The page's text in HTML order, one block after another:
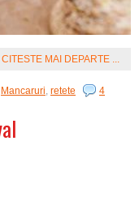
CITESTE MAI DEPARTE ...
Mancaruri, retete
4